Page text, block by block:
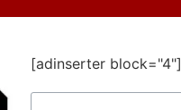
[adinserter block="4"]